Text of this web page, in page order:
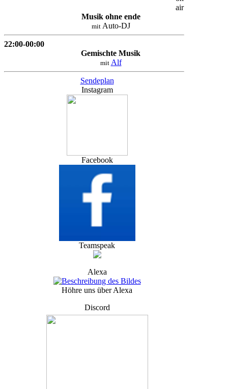
Musik ohne ende
mitAuto-DJ
22:00-00:00
Gemischte Musik
mit Alf
Sendeplan
Instagram
Facebook
Teamspeak
Alexa
Höhre uns über Alexa
Discord